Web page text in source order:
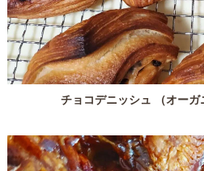
チョコデニッシュ （オーガ